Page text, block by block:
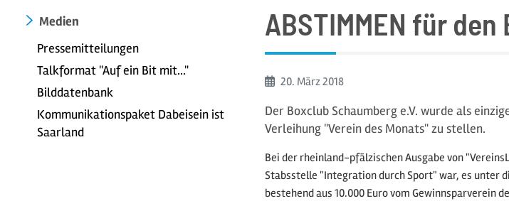
Medien
Pressemitteilungen
Talkformat "Auf ein Bit mit..."
Bilddatenbank
Kommunikationspaket Dabeisein ist
Saarland
ABSTIMMEN für
Beginn:
20. März2018
Der Boxclub Schaumberg e.V. wurde als
Verleihung "Verein des Monats" zu stellen.
Bei der rheinland-pfälzischen Ausgabe von
Stabsstelle "Integration durch Sport" war, es unter
bestehend aus 10.000 Euro vom Gewinnsparverein